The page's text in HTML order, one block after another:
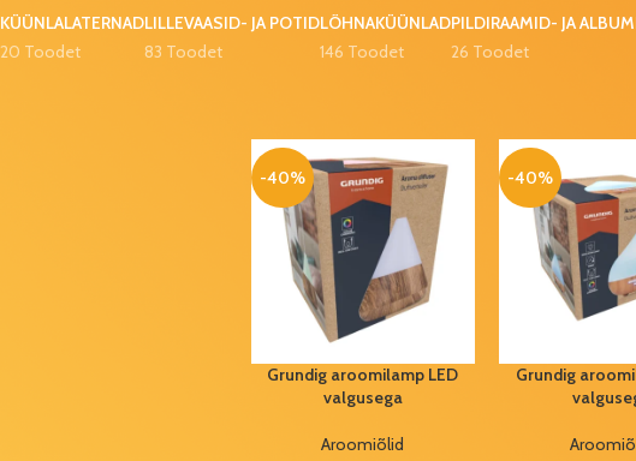
KÜÜNLALATERNAD
20 Toodet
LILLEVAASID- JA POTID
83 Toodet
LÕHNAKÜÜNLAD
146 Toodet
PILDIRAAMID- JA
26 Toodet
-40%
Grundig aroomilamp LED
valgusega
Aroomiõlid
-40%
Grundig